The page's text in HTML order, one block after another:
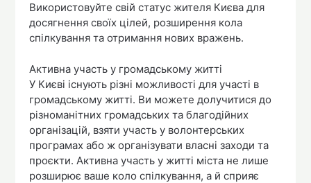
Використовуйте свій статус жителя Києва для
досягнення своїх цілей, розширення кола
спілкування та отримання нових вражень.
Активна участь у громадському житті
У Києві існують різні можливості для участі в
громадському житті. Ви можете долучитися до
різноманітних громадських та благодійних
організацій, взяти участь у волонтерських
програмах або ж організувати власні заходи та
проєкти. Активна участь у житті міста не лише
розширює ваше коло спілкування, а й сприяє